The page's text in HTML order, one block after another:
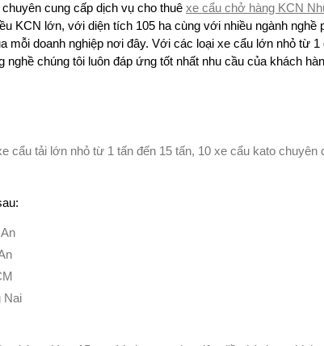
chuyên cung cấp dịch vụ cho thuê xe cẩu chở hàng KCN
KCN lớn, với diện tích 105 ha cùng với nhiều ngành
mỗi doanh nghiệp nơi đây. Với các loại xe cẩu lớn nhỏ từ
nghề chúng tôi luôn đáp ứng tốt nhất nhu cầu của khách
cẩu tải lớn nhỏ từ 1 tấn đến 15 tấn, 10 xe cẩu kato chuyên
Nai